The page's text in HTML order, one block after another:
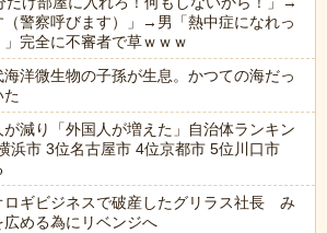
警察呼びます）」→男「熱中症になれっ
完全に不審者で草ｗｗｗ
洋微生物の子孫が生息。かつての海だっ
た
が減り「外国人が増えた」自治体ランキン
浜市 3位名古屋市 4位京都市 5位川口市
ロギビジネスで破産したグリラス社長 み
める為にリベンジへ